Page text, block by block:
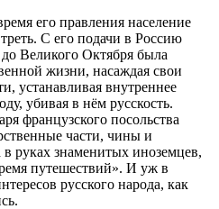
его правления население
С его подачи в Россию
Великого Октября была
жизни, насаждая свои
устанавливая внутреннее
убивая в нём русскость.
французского посольства
части, чины и
в руках знаменитых иноземцев,
путешествий». И уж в
русского народа, как